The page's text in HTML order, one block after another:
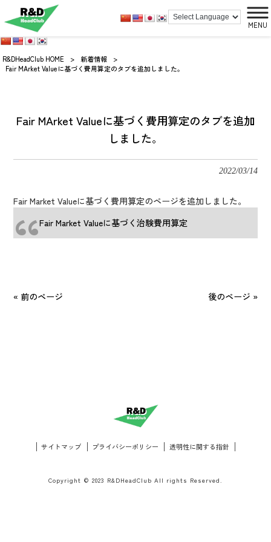
MENU
R&DHeadClub HOME > 新着情報
>
Fair MArket Valueに基づく費用算定のタブを追加しました。
Fair MArket Valueに基づく費用算定のタブを追加
しました。
2022/03/14
Fair Market Valueに基づく費用算定のページを追加しました。
Fair Market Valueに基づく治験費用算定
« 前のページ 後のページ »
サイトマップ プライバシーポリシー 透明性に関する指針
Copyright © 2023 R&DHeadClub All rights Reserved.